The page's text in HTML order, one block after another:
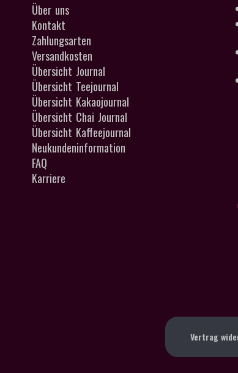
Über uns
Kontakt
Zahlungsarten
Versandkosten
Übersicht Journal
Übersicht Teejournal
Übersicht Kakaojournal
Übersicht Chai Journal
Übersicht Kaffeejournal
Neukundeninformation
FAQ
Karriere
Vertrag